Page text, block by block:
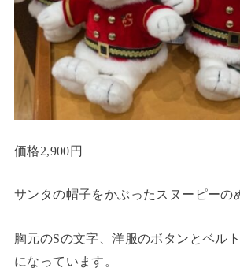
価格2,900円
サンタの帽子をかぶったスヌーピーの
胸元のSの文字、洋服のボタンとベル
になっています。